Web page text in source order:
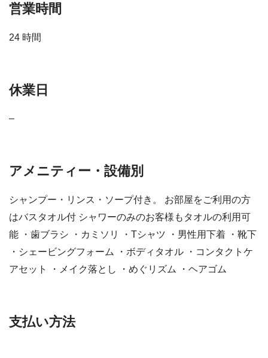
営業時間
24 時間
休業日
–
アメニティー・設備別
シャンプー・リンス・ソープ付き。 お部屋をご利用の方
はバスタオル付 シャワーのみのお客様もタオルの利用可
能 ・歯ブラシ ・カミソリ ・Tシャツ ・男性用下着 ・靴下
・シェービングフォーム ・ボディタオル ・コンタクトケ
アセット ・メイク落とし ・めぐリズム ・ヘアゴム
支払い方法